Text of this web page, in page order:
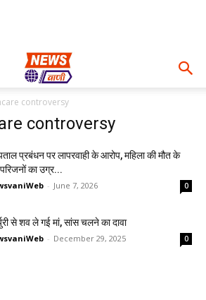
controversy
controversy
प्रबंधन पर लापरवाही के आरोप, महिला की मौत के
का उग्र...
- June 7, 2026 0
से शव ले गई मां, सांस चलने का दावा
- December 29, 2025 0